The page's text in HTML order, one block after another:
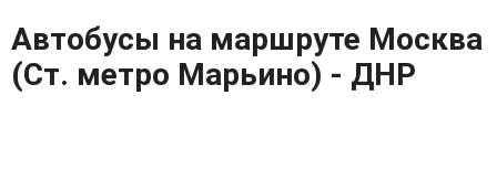
Автобусы на маршруте Москва
(Ст. метро Марьино) - ДНР